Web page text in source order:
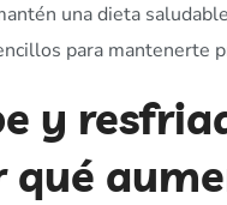
una dieta
para mantenerte
y
qué